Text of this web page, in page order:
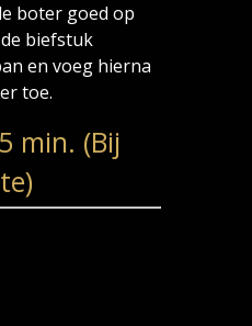
boter goed op
biefstuk
en voeg hierna
toe.
min. (Bij